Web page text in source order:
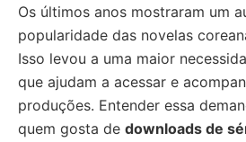
Os últimos anos mostraram um
popularidade das novelas
Isso levou a uma maior
que ajudam a acessar e
produções. Entender essa
quem gosta de downloads de